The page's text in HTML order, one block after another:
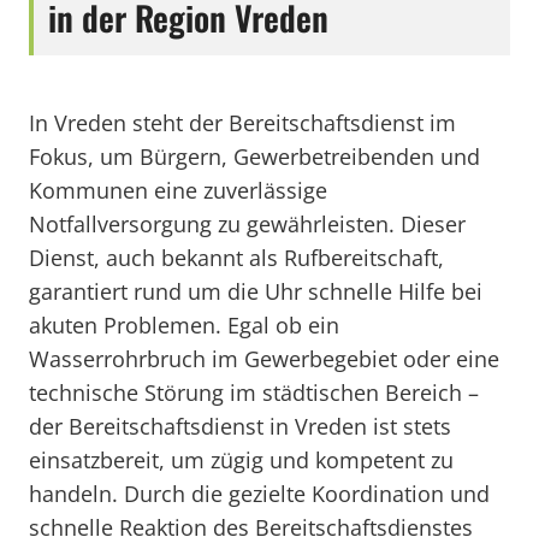
in der Region Vreden
In Vreden steht der Bereitschaftsdienst im
Fokus, um Bürgern, Gewerbetreibenden und
Kommunen eine zuverlässige
Notfallversorgung zu gewährleisten. Dieser
Dienst, auch bekannt als Rufbereitschaft,
garantiert rund um die Uhr schnelle Hilfe bei
akuten Problemen. Egal ob ein
Wasserrohrbruch im Gewerbegebiet oder eine
technische Störung im städtischen Bereich –
der Bereitschaftsdienst in Vreden ist stets
einsatzbereit, um zügig und kompetent zu
handeln. Durch die gezielte Koordination und
schnelle Reaktion des Bereitschaftsdienstes